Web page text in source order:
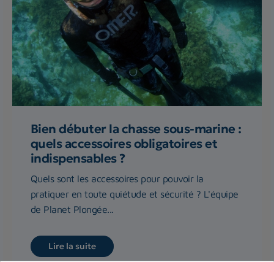
Bien débuter la chasse sous-marine :
quels accessoires obligatoires et
indispensables ?
Quels sont les accessoires pour pouvoir la
pratiquer en toute quiétude et sécurité ? L'équipe
de Planet Plongée...
Lire la suite